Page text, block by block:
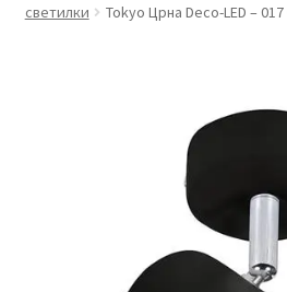
Контакт
Рекламации и замена на производ
светилки
Tokyo Црна Deco-LED – 017